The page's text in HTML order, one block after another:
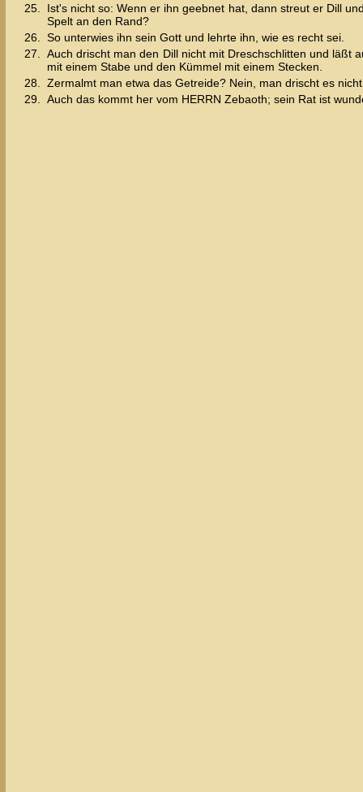
25.
Ist's nicht so: Wenn er ihn geebnet hat, dann streut er Dill
Spelt an den Rand?
26.
So unterwies ihn sein Gott und lehrte ihn, wie es recht sei.
27.
Auch drischt man den Dill nicht mit Dreschschlitten und läßt
mit einem Stabe und den Kümmel mit einem Stecken.
28.
Zermalmt man etwa das Getreide? Nein, man drischt es
29.
Auch das kommt her vom HERRN Zebaoth; sein Rat ist